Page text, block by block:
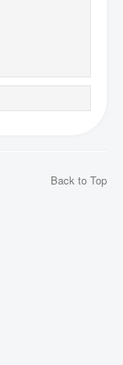
Back to Top